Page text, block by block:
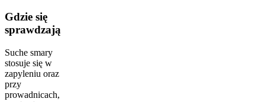
Gdzie się
sprawdzają
Suche smary
stosuje się w
zapyleniu oraz
przy
prowadnicach,